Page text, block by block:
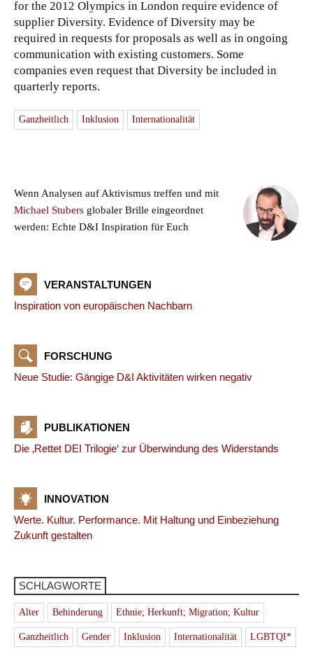
for the 2012 Olympics in London require evidence of
supplier Diversity. Evidence of Diversity may be
required in requests for proposals as well as in ongoing
communication with existing customers. Some
companies even request that Diversity be included in
quarterly reports.
Ganzheitlich Inklusion Internationalität
Wenn Analysen auf Aktivismus treffen und mit
Michael Stubers globaler Brille eingeordnet
werden: Echte D&I Inspiration für Euch
VERANSTALTUNGEN
Inspiration von europäischen Nachbarn
FORSCHUNG
Neue Studie: Gängige D&I Aktivitäten wirken negativ
PUBLIKATIONEN
Die ‚Rettet DEI Trilogie‘ zur Überwindung des Widerstands
INNOVATION
Werte. Kultur. Performance. Mit Haltung und Einbeziehung
Zukunft gestalten
SCHLAGWORTE
Alter Behinderung Ethnie; Herkunft; Migration; Kultur
Ganzheitlich Gender Inklusion Internationalität LGBTQI*